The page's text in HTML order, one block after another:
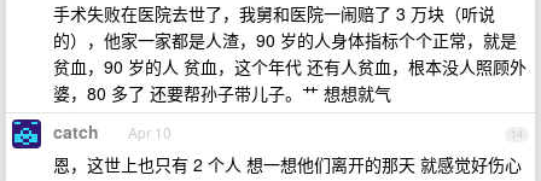
手术失败在医院去世了，我舅和医院一闹赔了 3 万块（听说
的），他家一家都是人渣，90 岁的人身体指标个个正常，就是
贫血，90 岁的人 贫血，这个年代 还有人贫血，根本没人照顾外
婆，80 多了 还要帮孙子带儿子。艹 想想就气
14
catch Apr 10
恩，这世上也只有 2 个人 想一想他们离开的那天 就感觉好伤心